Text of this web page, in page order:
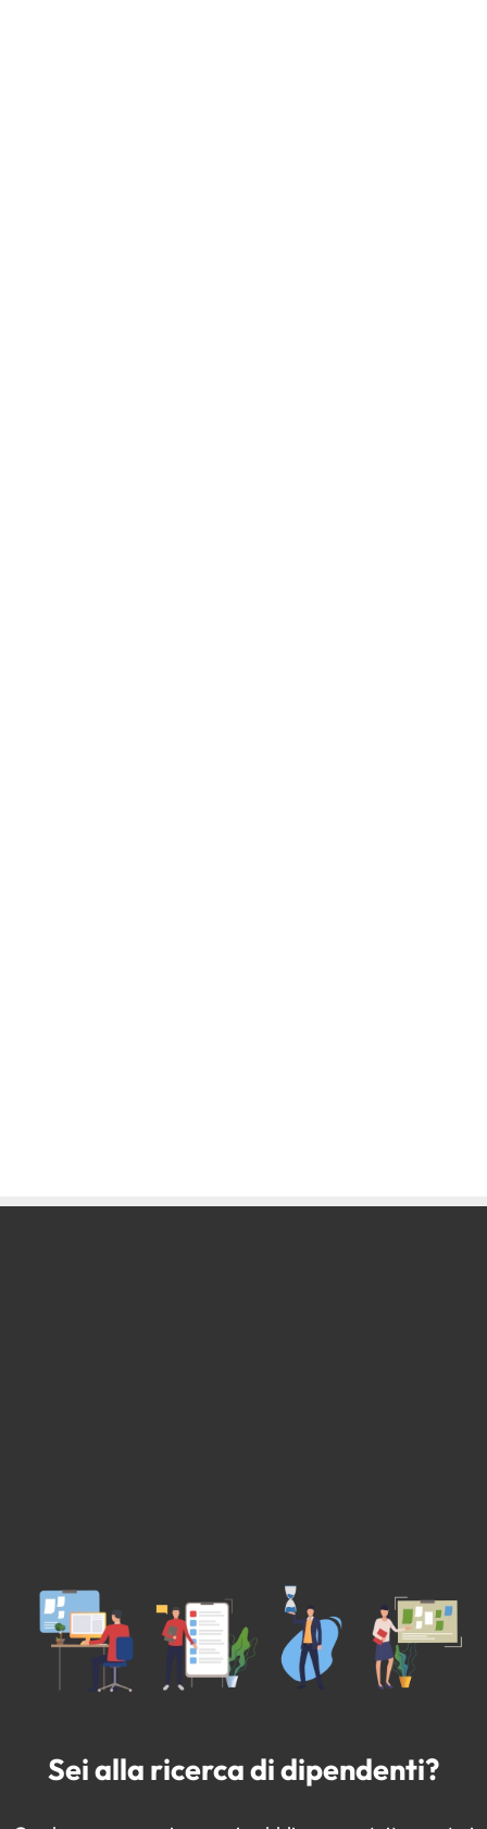
Sei alla ricerca di dipendenti?